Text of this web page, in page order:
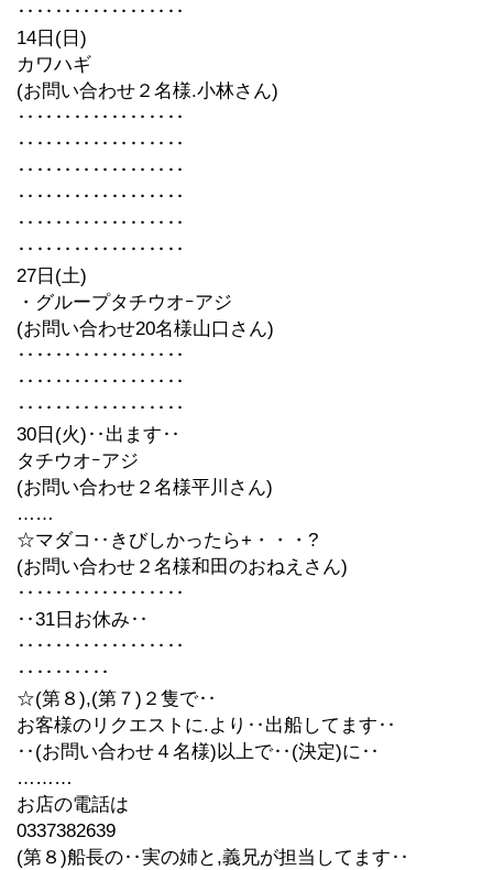
‥‥‥‥‥‥‥‥‥
14日(日)
カワハギ
(お問い合わせ２名様.小林さん)
‥‥‥‥‥‥‥‥‥
‥‥‥‥‥‥‥‥‥
‥‥‥‥‥‥‥‥‥
‥‥‥‥‥‥‥‥‥
‥‥‥‥‥‥‥‥‥
‥‥‥‥‥‥‥‥‥
27日(土)
・グループタチウオｰアジ
(お問い合わせ20名様山口さん)
‥‥‥‥‥‥‥‥‥
‥‥‥‥‥‥‥‥‥
‥‥‥‥‥‥‥‥‥
30日(火)‥出ます‥
タチウオｰアジ
(お問い合わせ２名様平川さん)
……
☆マダコ‥きびしかったら+・・・?
(お問い合わせ２名様和田のおねえさん)
‥‥‥‥‥‥‥‥‥
‥31日お休み‥
‥‥‥‥‥‥‥‥‥
‥‥‥‥‥
☆(第８),(第７)２隻で‥
お客様のリクエストに.より‥出船してます‥
‥(お問い合わせ４名様)以上で‥(決定)に‥
………
お店の電話は
0337382639
(第８)船長の‥実の姉と,義兄が担当してます‥